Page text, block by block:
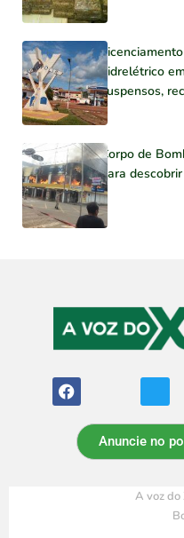
hidrelétrico
suspensos,
Corpo de
para
Anuncie no
A voz do